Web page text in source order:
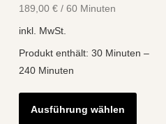
189,00 €/ 60 Minuten
inkl. MwSt.
Produkt enthält: 30 Minuten –
240 Minuten
Ausführung wählen
Dieses